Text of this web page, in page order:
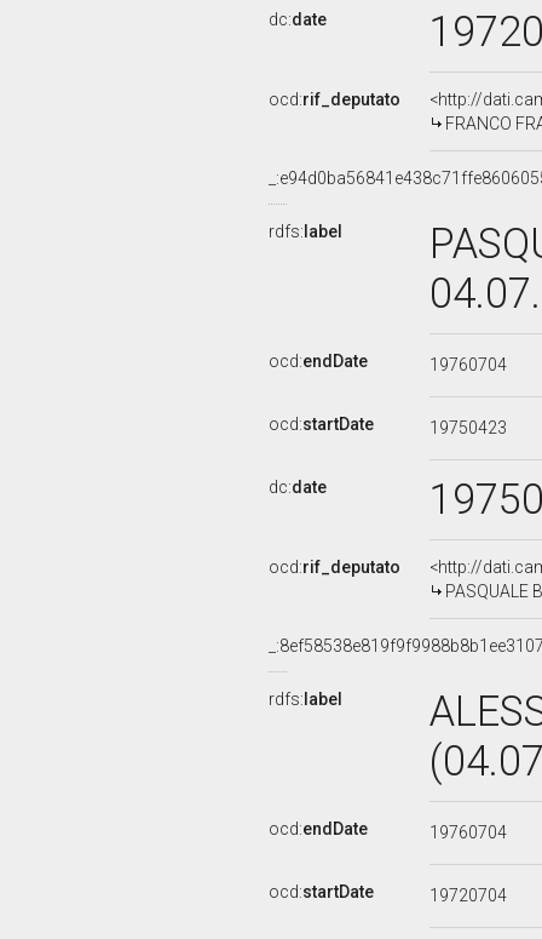
dc:date
ocd:rif_deputato
<http://
FRANCO
rdfs: label
ocd:endDate 19760704
ocd:startDate 19750423
dc:date
ocd:rif_deputato
<http://
PASQUALE
rdfs: label
ocd:endDate 19760704
ocd:startDate 19720704